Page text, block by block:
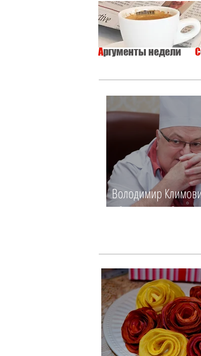
Аргументы неделиС
Володимир
Зберегти, щоб